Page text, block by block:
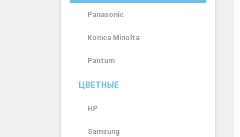
Panasonic
Konica Minolta
Pantum
ЦВЕТНЫЕ
HP
Samsung